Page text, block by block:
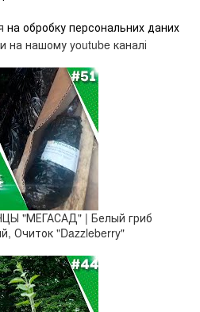
на обробку персональних даних
на нашому youtube каналі
"МЕГАСАД" | Белый гриб
Очиток "Dazzleberry"